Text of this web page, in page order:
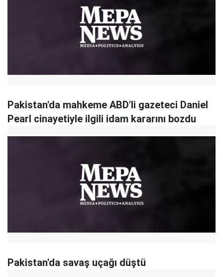
Pakistan'da mahkeme ABD'li gazeteci Daniel
Pearl cinayetiyle ilgili idam kararını bozdu
Pakistan'da savaş uçağı düştü